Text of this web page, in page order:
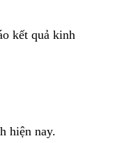
kết quả kinh
hiện nay.